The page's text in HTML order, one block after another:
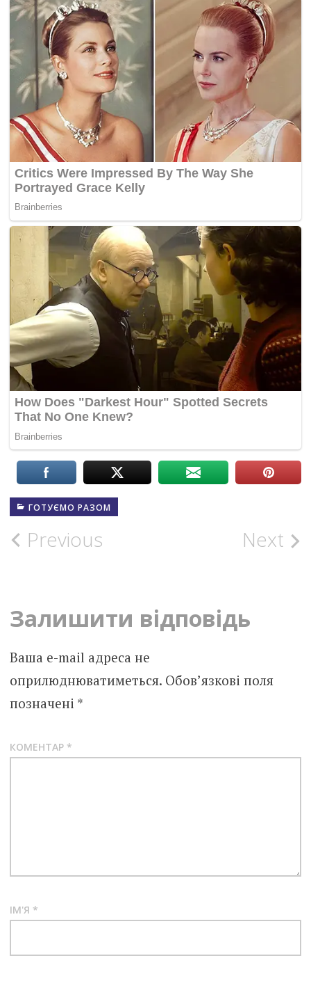
ГОТУЄМО РАЗОМ
Post
Previous Next
Залишити відповідь
Ваша e-mail адреса не
оприлюднюватиметься. Обов’язкові поля
позначені *
КОМЕНТАР *
ІМ'Я *